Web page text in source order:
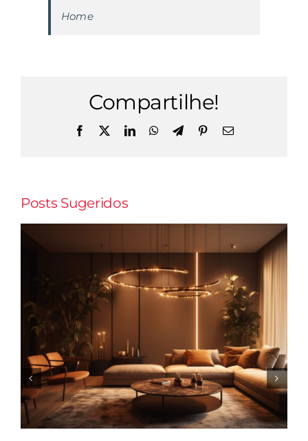
Home
Compartilhe!
Facebook LinkedInWhatsApp
TelegramPinterest
E-
Posts Sugeridos